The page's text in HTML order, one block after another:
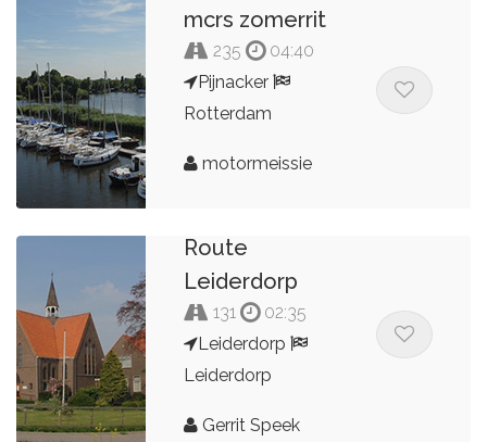
mcrs zomerrit
235
04:40
Pijnacker
Rotterdam
motormeissie
Route
Leiderdorp
131
02:35
Leiderdorp
Leiderdorp
Gerrit Speek